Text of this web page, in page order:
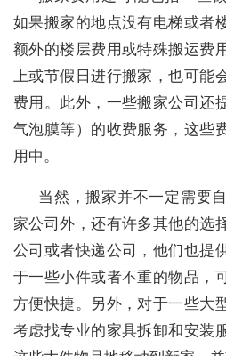
如果搬家的地点没有电梯或者
额外的楼层费用或特殊搬运费
上或节假日进行搬家，也可能
费用。此外，一些搬家公司还
气泡膜等）的收费服务，这些
用中。
当然，搬家并不一定需要
家公司外，还有许多其他的选
公司或者快递公司，他们也提
于一些小件或者不重的物品，
方便快捷。另外，对于一些大
考虑找专业的家具拆卸和安装